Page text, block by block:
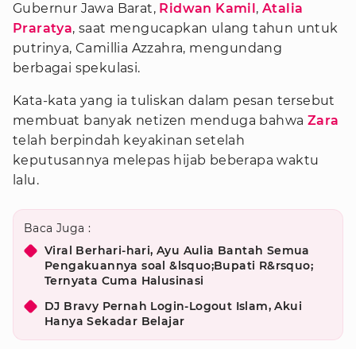
Gubernur Jawa Barat, Ridwan Kamil,Atalia
Praratya, saat mengucapkan ulang tahun untuk
putrinya, Camillia Azzahra, mengundang
berbagai spekulasi.
Kata-kata yang ia tuliskan dalam pesan tersebut
membuat banyak netizen menduga bahwa Zara
telah berpindah keyakinan setelah
keputusannya melepas hijab beberapa waktu
lalu.
Baca Juga :
Viral Berhari-hari, Ayu Aulia Bantah Semua
Pengakuannya soal &lsquo;Bupati R&rsquo;
Ternyata Cuma Halusinasi
DJ Bravy Pernah Login-Logout Islam, Akui
Hanya Sekadar Belajar